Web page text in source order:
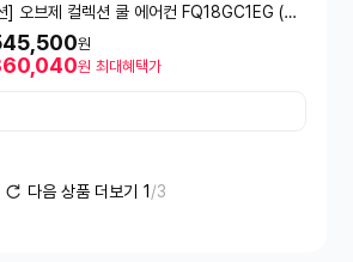
] 오브제 컬렉션 쿨 에어컨 FQ18GC1EG (스
/2in1/일반배관/매립배관 선택) [냉방 58.5㎥/
58.5㎥+18.7㎥] 실외기포함
원
원 최대혜택가
다음 상품 더보기 1 /3